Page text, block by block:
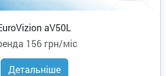
aV50L
156 грн/міс
Детальніше